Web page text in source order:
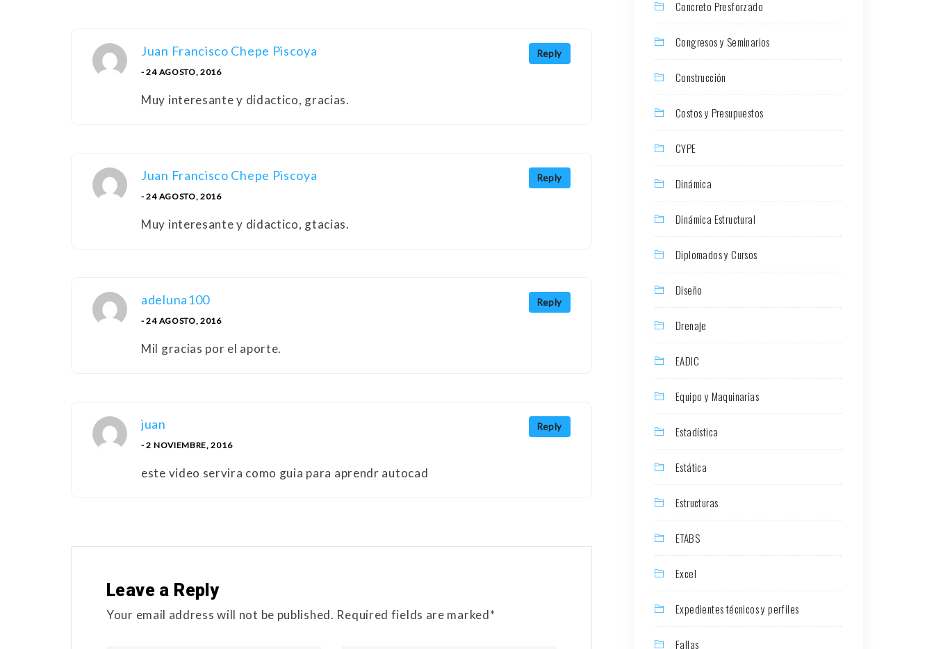
Reply
Juan Francisco Chepe Piscoya
- 24 AGOSTO, 2016
Muy interesante y didactico, gracias.
Reply
Juan Francisco Chepe Piscoya
- 24 AGOSTO, 2016
Muy interesante y didactico, gtacias.
Reply
adeluna100
- 24 AGOSTO, 2016
Mil gracias por el aporte.
Reply
juan
- 2 NOVIEMBRE, 2016
este video servira como guia para aprendr autocad
Leave a Reply
Your email address will not be published. Required fields are marked*
Concreto Presforzado
Congresos y Seminarios
Construcción
Costos y Presupuestos
CYPE
Dinámica
Dinámica Estructural
Diplomados y Cursos
Diseño
Drenaje
EADIC
Equipo y Maquinarias
Estadística
Estática
Estructuras
ETABS
Excel
Expedientes técnicos y perfiles
Fallas